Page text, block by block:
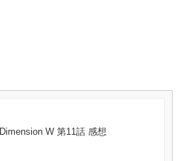
Dimension W 第11話 感想